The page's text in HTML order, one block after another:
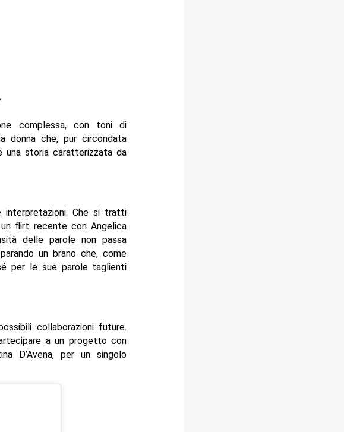
complessa, con toni di
donna che, pur circondata
storia caratterizzata da
Che si tratti
flirt recente con Angelica
delle parole non passa
un brano che, come
per le sue parole taglienti
collaborazioni future.
a un progetto con
D’Avena, per un singolo